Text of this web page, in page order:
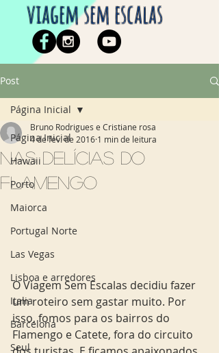
viagem sem escalas
Post
Página Inicial
Hawaii
Porto
Maiorca
Portugal Norte
Las Vegas
Lisboa e arredores
Italia
Barcelona
Seul
Página Inicial
Nas delícias do
Flamengo
Bruno Rodrigues e Cristiane rosa
4 de fev. de 2016 1 min de leitura
O Viagem Sem Escalas decidiu fazer
um roteiro sem gastar muito. Por
isso, fomos para os bairros do
Flamengo e Catete, fora do circuito